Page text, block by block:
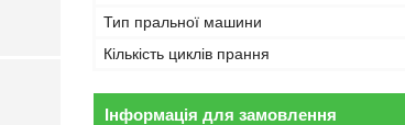
Тип пральної машини
Кількість циклів прання
Інформація для замовлення